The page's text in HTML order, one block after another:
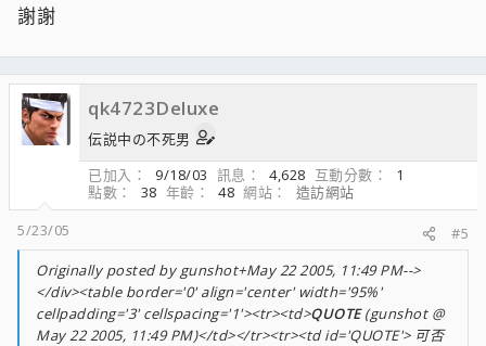
謝謝
qk4723Deluxe
伝説中の不死男
已加入
9/18/03 訊息 4,628 互動分數
1
點數
38 年齡 48 網站
造訪網站
5/23/05
#5
Originally posted by gunshot+May 22 2005, 11:49 PM-->
</div><table border='0' align='center' width='95%'
cellpadding='3' cellspacing='1'><tr><td>QUOTE(gunshot @
May 22 2005, 11:49 PM)</td></tr><tr><td id='QUOTE'> 可否